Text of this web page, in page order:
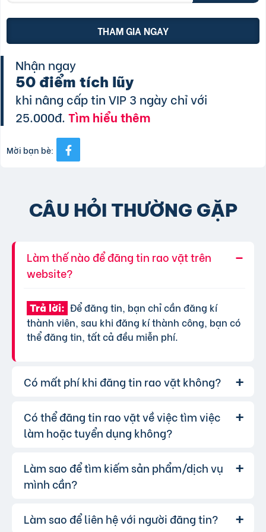
THAM GIA NGAY
Nhận ngay
50 điểm tích lũy
khi nâng cấp tin VIP 3 ngày chỉ với
25.000đ.Tìm hiểu thêm
Mời bạn bè:
CÂU HỎI THƯỜNG GẶP
Làm thế nào để đăng tin rao vặt trên
website?
Trả lời: Để đăng tin, bạn chỉ cần đăng kí
thành viên, sau khi đăng kí thành công, bạn có
thể đăng tin, tất cả đều miễn phí.
Có mất phí khi đăng tin rao vặt không?
Trả lời: Chúng tôi cung cấp gói đăng tin miễn
phí cơ bản cho tất cả người dùng. Tuy nhiên, để
thị, bạn có thể lựa chọn các gói dịch vụ nâng
cấp với chi phí hợp lý, xem thêmphí dịch vụ tin
VIP.
Có thể đăng tin rao vặt về việc tìm việc
làm hoặc tuyển dụng không?
Trả lời: Hoàn toàn có thể. Website của chúng
tôi hỗ trợ đăng tin tuyển dụng và tìm việc làm.
đủ thông tin.
Làm sao để tìm kiếm sản phẩm/dịch vụ
mình cần?
Trả lời: Bạn có thể sử dụng công cụ tìm kiếm
Làm sao để liên hệ với người đăng tin?